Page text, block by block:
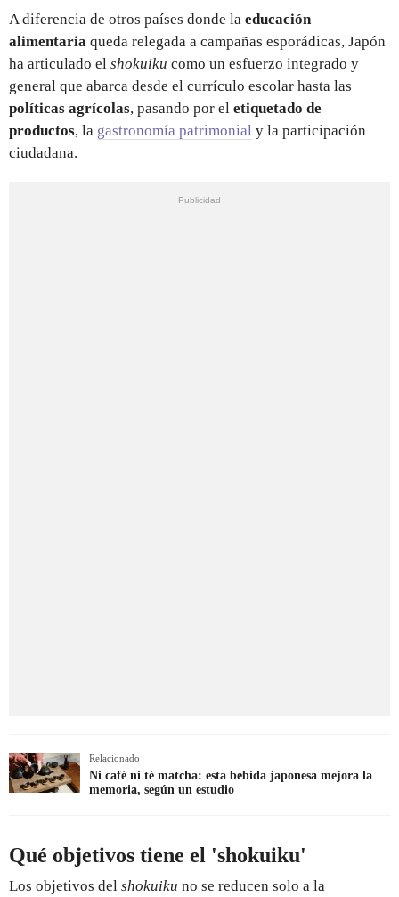
A diferencia de otros países donde la educación
alimentaria queda relegada a campañas esporádicas, Japón
ha articulado el shokuiku como un esfuerzo integrado y
general que abarca desde el currículo escolar hasta las
políticas agrícolas, pasando por el etiquetado de
productos, la gastronomía patrimonial y la participación
ciudadana.
Relacionado
Ni café ni té matcha: esta bebida japonesa mejora la
memoria, según un estudio
Qué objetivos tiene el 'shokuiku'
Los objetivos del shokuiku no se reducen solo a la